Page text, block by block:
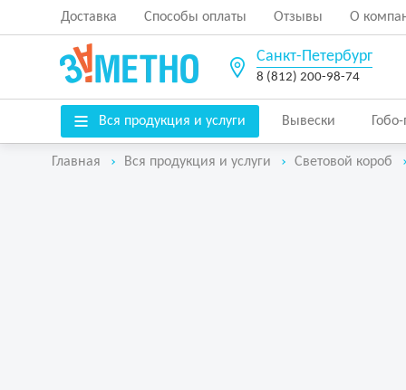
Доставка Способы оплаты Отзывы О
Санкт-Петербург
8 (812) 200-98-74
Вся продукция и услуги Вывески
Главная Вся продукция и услуги Световой короб